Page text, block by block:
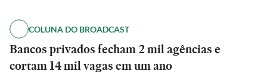
COLUNA DO BROADCAST
Bancos privados fecham 2 mil agências e
cortam 14 mil vagas em um ano